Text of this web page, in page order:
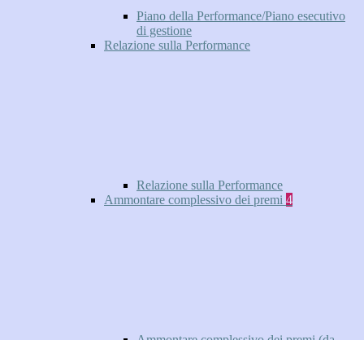
Piano della Performance/Piano esecutivo
di gestione
Relazione sulla Performance
Relazione sulla Performance
Ammontare complessivo dei premi 4